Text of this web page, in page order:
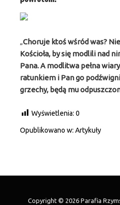
„Choruje ktoś wśród was?
Kościoła, by się modlili nad
Pana. A modlitwa pełna
ratunkiem i Pan go
grzechy, będą mu
Wyświetlenia: 0
Opublikowano w: Artykuły
Copyright © 2026 Parafia